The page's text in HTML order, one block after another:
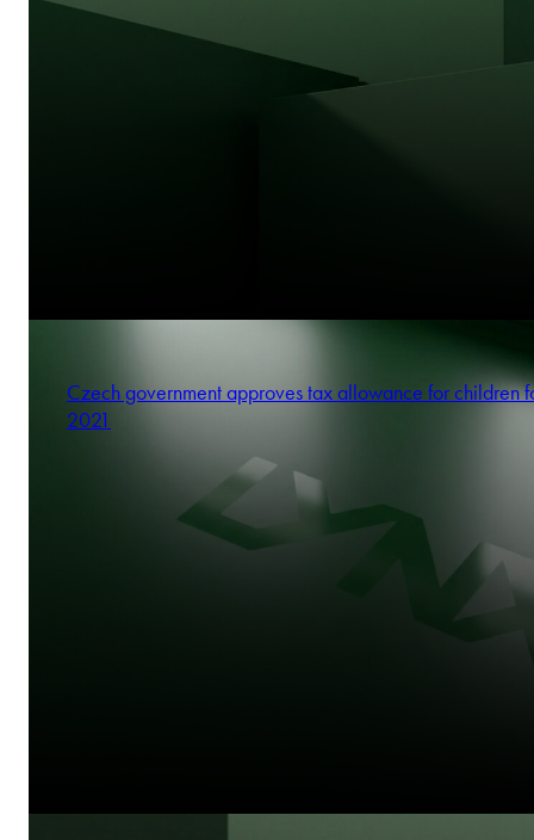
Czech government approves tax allowance for children
2021